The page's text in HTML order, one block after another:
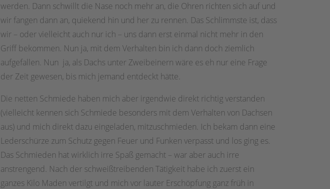
werden. Dann schwillt die Nase noch mehr an, die Ohren richten sich auf und
wir fangen dann an, quiekend hin und her zu rennen. Das Schlimmste ist, dass
wir – oder vielleicht auch nur ich – uns dann erst einmal nicht mehr in den
Griff bekommen. Nun ja, mit dem Verhalten bin ich dann doch ziemlich
aufgefallen. Nun ja, als Dachs unter Zweibeinern wäre es eh nur eine Frage
der Zeit gewesen, bis mich jemand entdeckt hätte.
Die netten Schmiede haben mich aber irgendwie direkt richtig verstanden
(vielleicht kennen sich Schmiede besonders mit dem Verhalten von Dachsen
aus) und mich direkt dazu eingeladen, mitzuschmieden. Ich bekam dann eine
Lederschürze zum Schutz gegen Feuer und Funken verpasst und los ging es.
Das Schmieden hat wirklich irre Spaß gemacht – war aber auch irre
anstrengend. Nach der schweißtreibenden Tätigkeit habe ich zuerst ein
ganzes Kilo Maden vertilgt und mich vor lauter Erschöpfung ganz früh in